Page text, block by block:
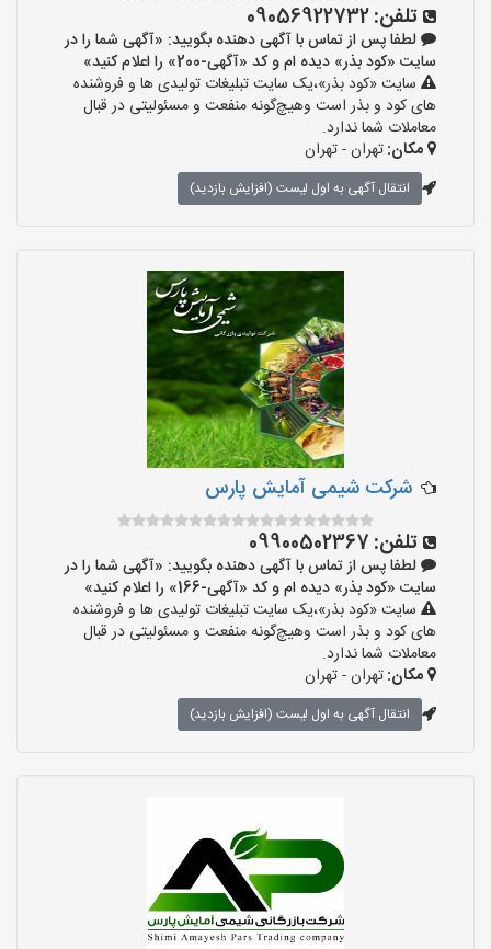
تلفن:09056922732
لطفا پس از تماس با آگهی دهنده بگویید: «آگهی شما را در
سایت «کود بذر» دیده ام و کد «آگهی-200» را اعلام کنید»
سایت «کود بذر»،یک سایت تبلیغات تولیدی ها و فروشنده
های کود و بذر است وهیچ‌گونه منفعت و مسئولیتی در قبال
معاملات شما ندارد.
مکان:تهران - تهران
انتقال آگهی به اول لیست (افزایش بازدید)
شرکت شیمی آمایش پارس
تلفن: 09900502367
لطفا پس از تماس با آگهی دهنده بگویید: «آگهی شما را در
سایت «کود بذر» دیده ام و کد «آگهی-166» را اعلام کنید»
سایت «کود بذر»،یک سایت تبلیغات تولیدی ها و فروشنده
های کود و بذر است وهیچ‌گونه منفعت و مسئولیتی در قبال
معاملات شما ندارد.
مکان:تهران - تهران
انتقال آگهی به اول لیست (افزایش بازدید)